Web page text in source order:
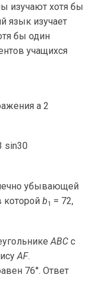
изучают хотя бы
язык изучает
бы один
учащихся
a 2
sin30
убывающей
которой b1 = 72,
ABC с
AF.
76°. Ответ